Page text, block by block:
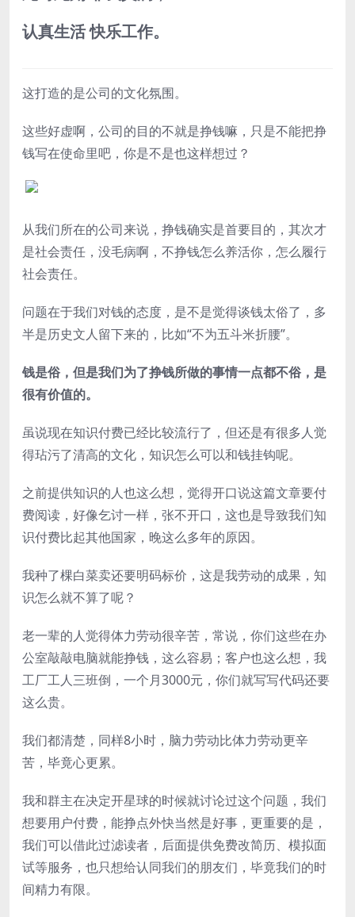
认真生活 快乐工作。
这打造的是公司的文化氛围。
这些好虚啊，公司的目的不就是挣钱嘛，只是不能把挣
钱写在使命里吧，你是不是也这样想过？
从我们所在的公司来说，挣钱确实是首要目的，其次才
是社会责任，没毛病啊，不挣钱怎么养活你，怎么履行
社会责任。
问题在于我们对钱的态度，是不是觉得谈钱太俗了，多
半是历史文人留下来的，比如“不为五斗米折腰”。
钱是俗，但是我们为了挣钱所做的事情一点都不俗，是
很有价值的。
虽说现在知识付费已经比较流行了，但还是有很多人觉
得玷污了清高的文化，知识怎么可以和钱挂钩呢。
之前提供知识的人也这么想，觉得开口说这篇文章要付
费阅读，好像乞讨一样，张不开口，这也是导致我们知
识付费比起其他国家，晚这么多年的原因。
我种了棵白菜卖还要明码标价，这是我劳动的成果，知
识怎么就不算了呢？
老一辈的人觉得体力劳动很辛苦，常说，你们这些在办
公室敲敲电脑就能挣钱，这么容易；客户也这么想，我
工厂工人三班倒，一个月3000元，你们就写写代码还要
这么贵。
我们都清楚，同样8小时，脑力劳动比体力劳动更辛
苦，毕竟心更累。
我和群主在决定开星球的时候就讨论过这个问题，我们
想要用户付费，能挣点外快当然是好事，更重要的是，
我们可以借此过滤读者，后面提供免费改简历、模拟面
试等服务，也只想给认同我们的朋友们，毕竟我们的时
间精力有限。